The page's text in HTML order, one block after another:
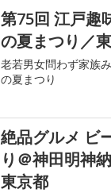
第75回 江戸趣
の夏まつり／
老若男女問わず家族
の夏まつり
絶品グルメ ビ
り＠神田明神
東京都